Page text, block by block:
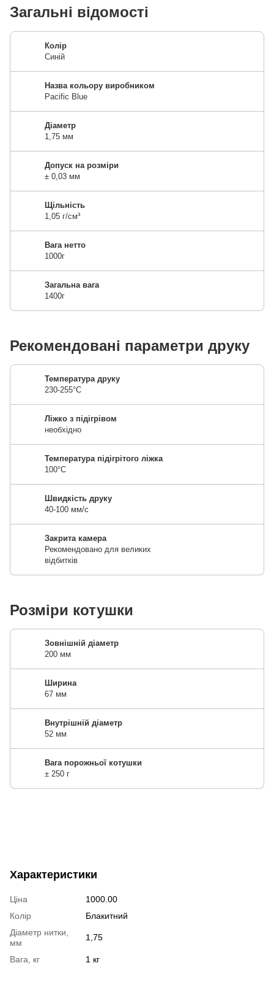
Загальні відомості
Колір
Синій
Назва кольору виробником
Pacific Blue
Діаметр
1,75 мм
Допуск на розміри
± 0,03 мм
Щільність
1,05 г/см³
Вага нетто
1000г
Загальна вага
1400г
Рекомендовані параметри друку
Температура друку
230-255°C
Ліжко з підігрівом
необхідно
Температура підігрітого ліжка
100°C
Швидкість друку
40-100 мм/с
Закрита камера
Рекомендовано для великих
відбитків
Розміри котушки
Зовнішній діаметр
200 мм
Ширина
67 мм
Внутрішній діаметр
52 мм
Вага порожньої котушки
± 250 г
Характеристики
Ціна
1000.00
Колір
Блакитний
Діаметр нитки,
мм
1,75
Вага, кг 1 кг